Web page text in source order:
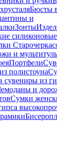
Бюсты
и
Зонты
и
Портфели
полистоуна
сувениры из
и
Сумки